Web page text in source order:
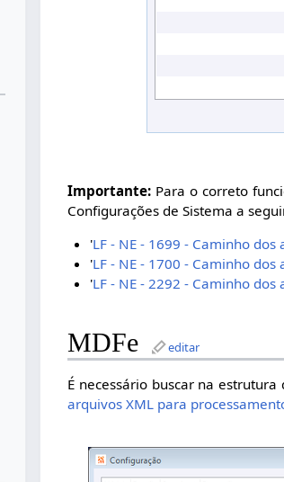
Importante: Para o correto
Configurações de Sistema a
'LF - NE - 1699 - Caminho
'LF - NE - 1700 - Caminho
'LF - NE - 2292 - Caminho
MDFe editar
É necessário buscar na
arquivos XML para